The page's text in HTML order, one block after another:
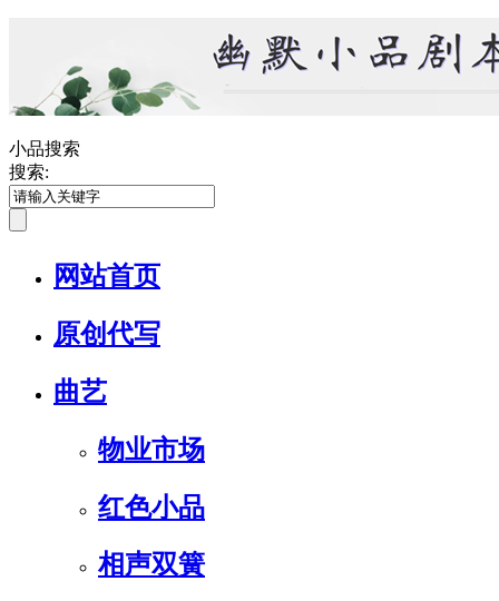
小品搜索
搜索:
网站首页
原创代写
曲艺
物业市场
红色小品
相声双簧